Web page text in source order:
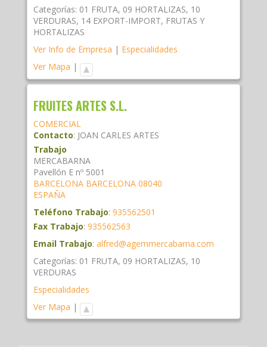
Categorías: 01 FRUTA, 09 HORTALIZAS, 10
VERDURAS, 14 EXPORT-IMPORT, FRUTAS Y
HORTALIZAS
Ver Info de Empresa | Especialidades
Ver Mapa |
FRUITES ARTES S.L.
COMERCIAL
Contacto: JOAN CARLES ARTES
Trabajo
MERCABARNA
Pavellón E nº 5001
BARCELONA BARCELONA 08040
ESPAÑA
Teléfono Trabajo: 935562501
Fax Trabajo: 935562563
Email Trabajo: alfred@agemmercabarna.com
Categorías: 01 FRUTA, 09 HORTALIZAS, 10
VERDURAS
Especialidades
Ver Mapa |